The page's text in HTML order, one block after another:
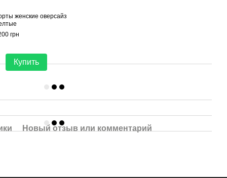
женские оверсайз
грн
Купить
Новый отзыв или комментарий